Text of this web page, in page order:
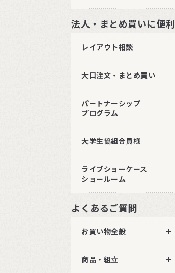
法人・まとめ買いに便利
レイアウト相談
大口注文・まとめ買い
パートナーシップ
プログラム
大学生協組合員様
ライブショーケース
ショールーム
よくあるご質問
お買い物全般
商品・組立